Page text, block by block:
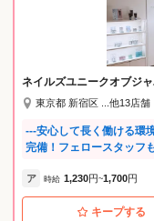
ネイルズユニークオブジ
東京都 新宿区 ...他13店舗
---安心して長く働ける環境があります--- 入社
完備！フェロースタッフ
ビューまで先輩がしっかりと見守ります。
なたの頑張りが評価され
店長を経て、ゆくゆくは
ア 時給 1,230円~1,700円
キープする